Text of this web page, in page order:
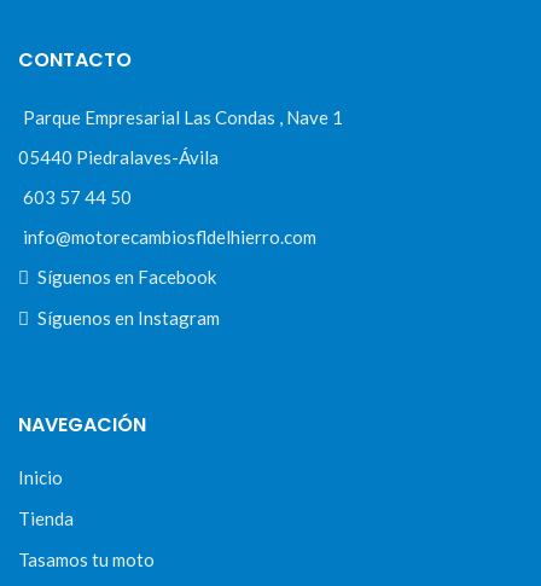
CONTACTO
Parque Empresarial Las Condas , Nave 1
05440 Piedralaves-Ávila
603 57 44 50
info@motorecambiosfldelhierro.com
Síguenos en Facebook
Síguenos en Instagram
NAVEGACIÓN
Inicio
Tienda
Tasamos tu moto